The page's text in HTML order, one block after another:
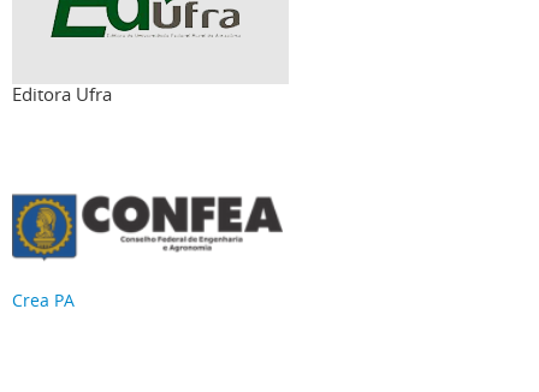
Editora Ufra
Crea PA